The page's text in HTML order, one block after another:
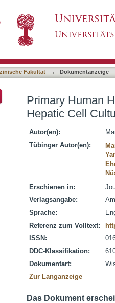
Fakultät → Dokumentanzeige
Primary Human
Hepatic Cell
Autor(en):
Tübinger Autor(en):
Erschienen in:
Verlagsangabe:
Sprache:
Referenz zum Volltext:
ISSN:
DDC-Klassifikation:
Dokumentart:
Zur Langanzeige
Das Dokument